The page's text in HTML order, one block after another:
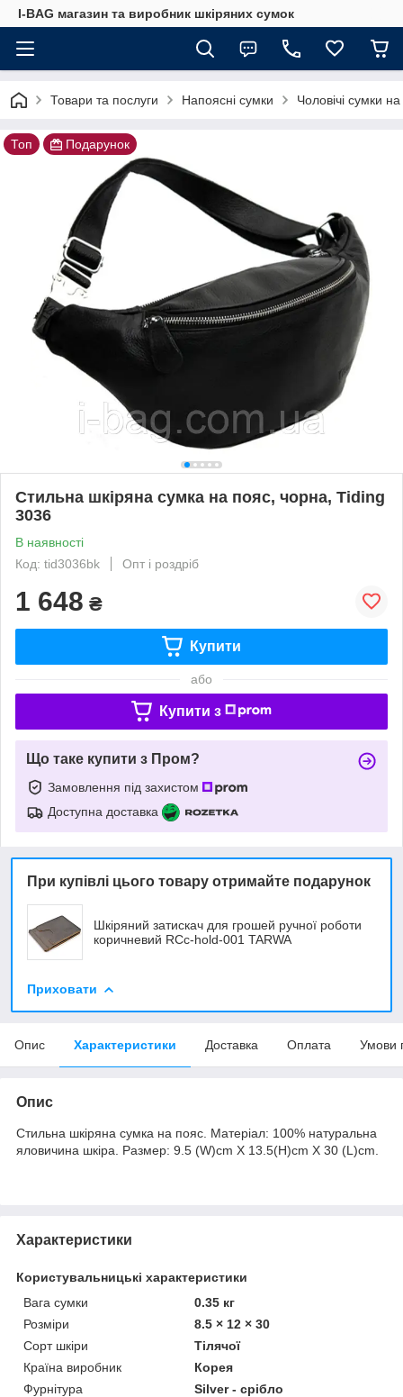
I-BAG магазин та виробник шкіряних сумок
Товари та послуги Напоясні сумки Чоловічі сумки
Топ Подарунок
Стильна шкіряна сумка на пояс, чорна, Tiding
3036
В наявності
Код: tid3036bk
Опт і роздріб
1 648 ₴
Купити
або
Купити з
Що таке купити з Пром?
Замовлення під захистом
Доступна доставка
При купівлі цього товару отримайте подарунок
Шкіряний затискач для грошей ручної роботи
коричневий RCc-hold-001 TARWA
Приховати
Опис Характеристики Доставка Оплата Умови
Опис
Стильна шкіряна сумка на пояс. Матеріал: 100% натуральна
яловичина шкіра. Размер: 9.5 (W)cm X 13.5(H)cm X 30 (L)cm.
Характеристики
Користувальницькі характеристики
Вага сумки
0.35 кг
Розміри
8.5 × 12 × 30
Сорт шкіри
Тілячої
Країна виробник
Корея
Фурнітура
Silver - срібло